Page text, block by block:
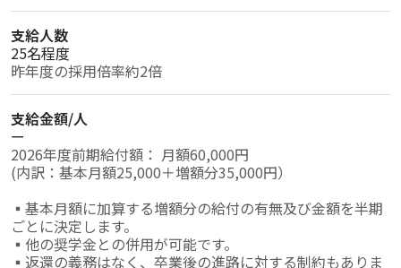
支給人数
25名程度
昨年度の採用倍率約2倍
支給金額/人
ー
2026年度前期給付額： 月額60,000円
(内訳：基本月額25,000＋増額分35,000円）
▪基本月額に加算する増額分の給付の有無及び金額を半期
ごとに決定します。
▪他の奨学金との併用が可能です。
▪返還の義務はなく、卒業後の進路に対する制約もありま